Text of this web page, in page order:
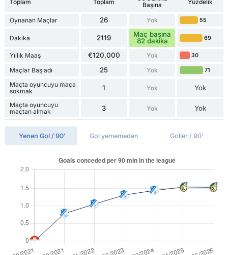
Toplam Toplam
Başına
Yüzdelik
Oynanan Maçlar 26 Yok 55
Dakika 2119
Maç başına
82 dakika
69
Yıllık Maaş €120,000 Yok 30
Maçlar Başladı 25 Yok 71
Maçta oyuncuyu maça
sokmak
1 Yok Yok
Maçta oyuncuyu
maçtan almak
3 Yok Yok
Yenen Gol / 90' Gol yememeden Goller / 90'